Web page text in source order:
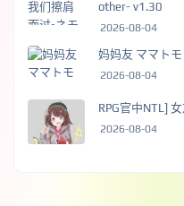
other- v1.30
2026-08-04
妈妈友 ママトモ
2026-08-04
RPG官中NTL]
2026-08-04